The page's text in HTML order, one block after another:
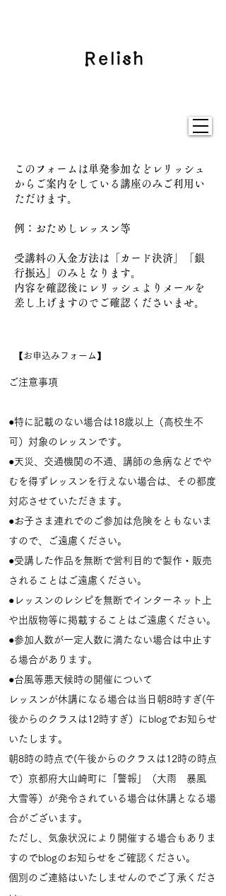
このフォームは単発参加などレリッシュ
からご案内をしている講座のみご利用い
ただけます。
例：おためしレッスン等
受講料の入金方法は「カード決済」「銀
行振込」のみとなります。
​内容を確認後にレリッシュよりメールを
差し上げますのでご確認くださいませ。
【お申込みフォーム】
ご注意事項
●特に記載のない場合は18歳以上（高校生不
可）対象のレッスンです。
●天災、交通機関の不通、講師の急病などでや
むを得ずレッスンを行えない場合は、その都度
対応させていただきます。
●お子さま連れでのご参加は危険をともないま
すので、ご遠慮ください。
●受講した作品を無断で営利目的で製作・販売
されることはご遠慮ください。
●レッスンのレシピを無断でインターネット上
や出版物等に掲載することはご遠慮ください。
●参加人数が一定人数に満たない場合は中止す
る場合があります。
●台風等悪天候時の開催について
レッスンが休講になる場合は当日朝8時すぎ(午
後からのクラスは12時すぎ）にblogでお知らせ
いたします。
朝8時の時点で(午後からのクラスは12時の時点
で）京都府大山崎町に「警報」（大雨 暴風
大雪等）が発令されている場合は休講となる場
合がございます。
ただし、気象状況により開催する場合もありま
すのでblogのお知らせをご確認ください。
個別のご連絡はいたしませんのでご了承くださ